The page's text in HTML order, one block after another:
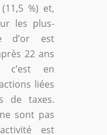
%) et,
les plus-
d’or est
22 ans
c’est en
liées
de taxes.
sont pas
est